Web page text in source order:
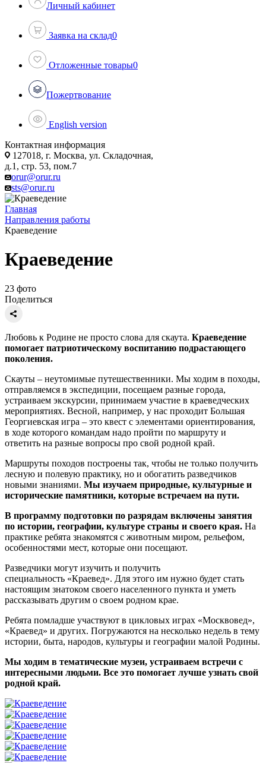
Личный кабинет
Заявка на склад0
Отложенные товары0
Пожертвование
English version
Контактная информация
127018, г. Москва, ул. Складочная,
д.1, стр. 53, пом.7
orur@orur.ru
sts@orur.ru
Главная
Направления работы
Краеведение
Краеведение
23 фото
Поделиться
Любовь к Родине не просто слова для скаута. Краеведение
помогает патриотическому воспитанию подрастающего
поколения.
Скауты – неутомимые путешественники. Мы ходим в походы,
отправляемся в экспедиции, посещаем разные города,
устраиваем экскурсии, принимаем участие в краеведческих
мероприятиях. Весной, например, у нас проходит Большая
Георгиевская игра – это квест с элементами ориентирования,
в ходе которого командам надо пройти по маршруту и
ответить на разные вопросы про свой родной край.
Маршруты походов построены так, чтобы не только получить
лесную и полевую практику, но и обогатить разведчиков
новыми знаниями. Мы изучаем природные, культурные и
исторические памятники, которые встречаем на пути.
В программу подготовки по разрядам включены занятия
по истории, географии, культуре страны и своего края. На
практике ребята знакомятся с животным миром, рельефом,
особенностями мест, которые они посещают.
Разведчики могут изучить и получить
специальность «Краевед». Для этого им нужно будет стать
настоящим знатоком своего населенного пункта и уметь
рассказывать другим о своем родном крае.
Ребята помладше участвуют в цикловых играх «Москвовед»,
«Краевед» и других. Погружаются на несколько недель в тему
истории, быта, народов, культуры и географии малой Родины.
Мы ходим в тематические музеи, устраиваем встречи с
интересными людьми. Все это помогает лучше узнать свой
родной край.